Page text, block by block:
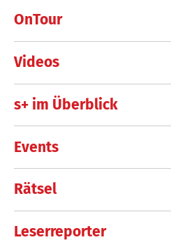
OnTour
Videos
s+ im Überblick
Events
Rätsel
Leserreporter